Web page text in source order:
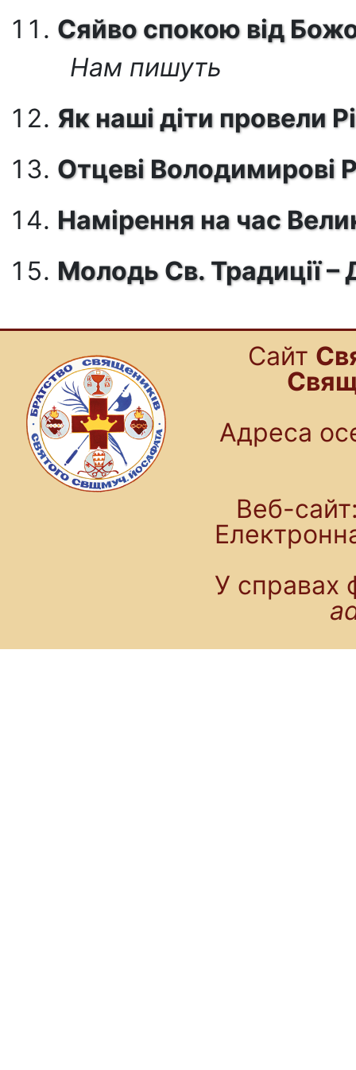
Сяйво спокою від
Нам пишуть
Як наші діти провели
Отцеві Володимирові
Намірення на час
Молодь Св. Традиції –
Cайт
Адреса
Веб-
У справах